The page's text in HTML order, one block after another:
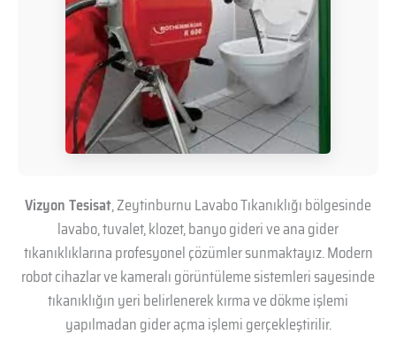
Vizyon Tesisat, Zeytinburnu Lavabo Tıkanıklığı bölgesinde
lavabo, tuvalet, klozet, banyo gideri ve ana gider
tıkanıklıklarına profesyonel çözümler sunmaktayız. Modern
robot cihazlar ve kameralı görüntüleme sistemleri sayesinde
tıkanıklığın yeri belirlenerek kırma ve dökme işlemi
yapılmadan gider açma işlemi gerçekleştirilir.